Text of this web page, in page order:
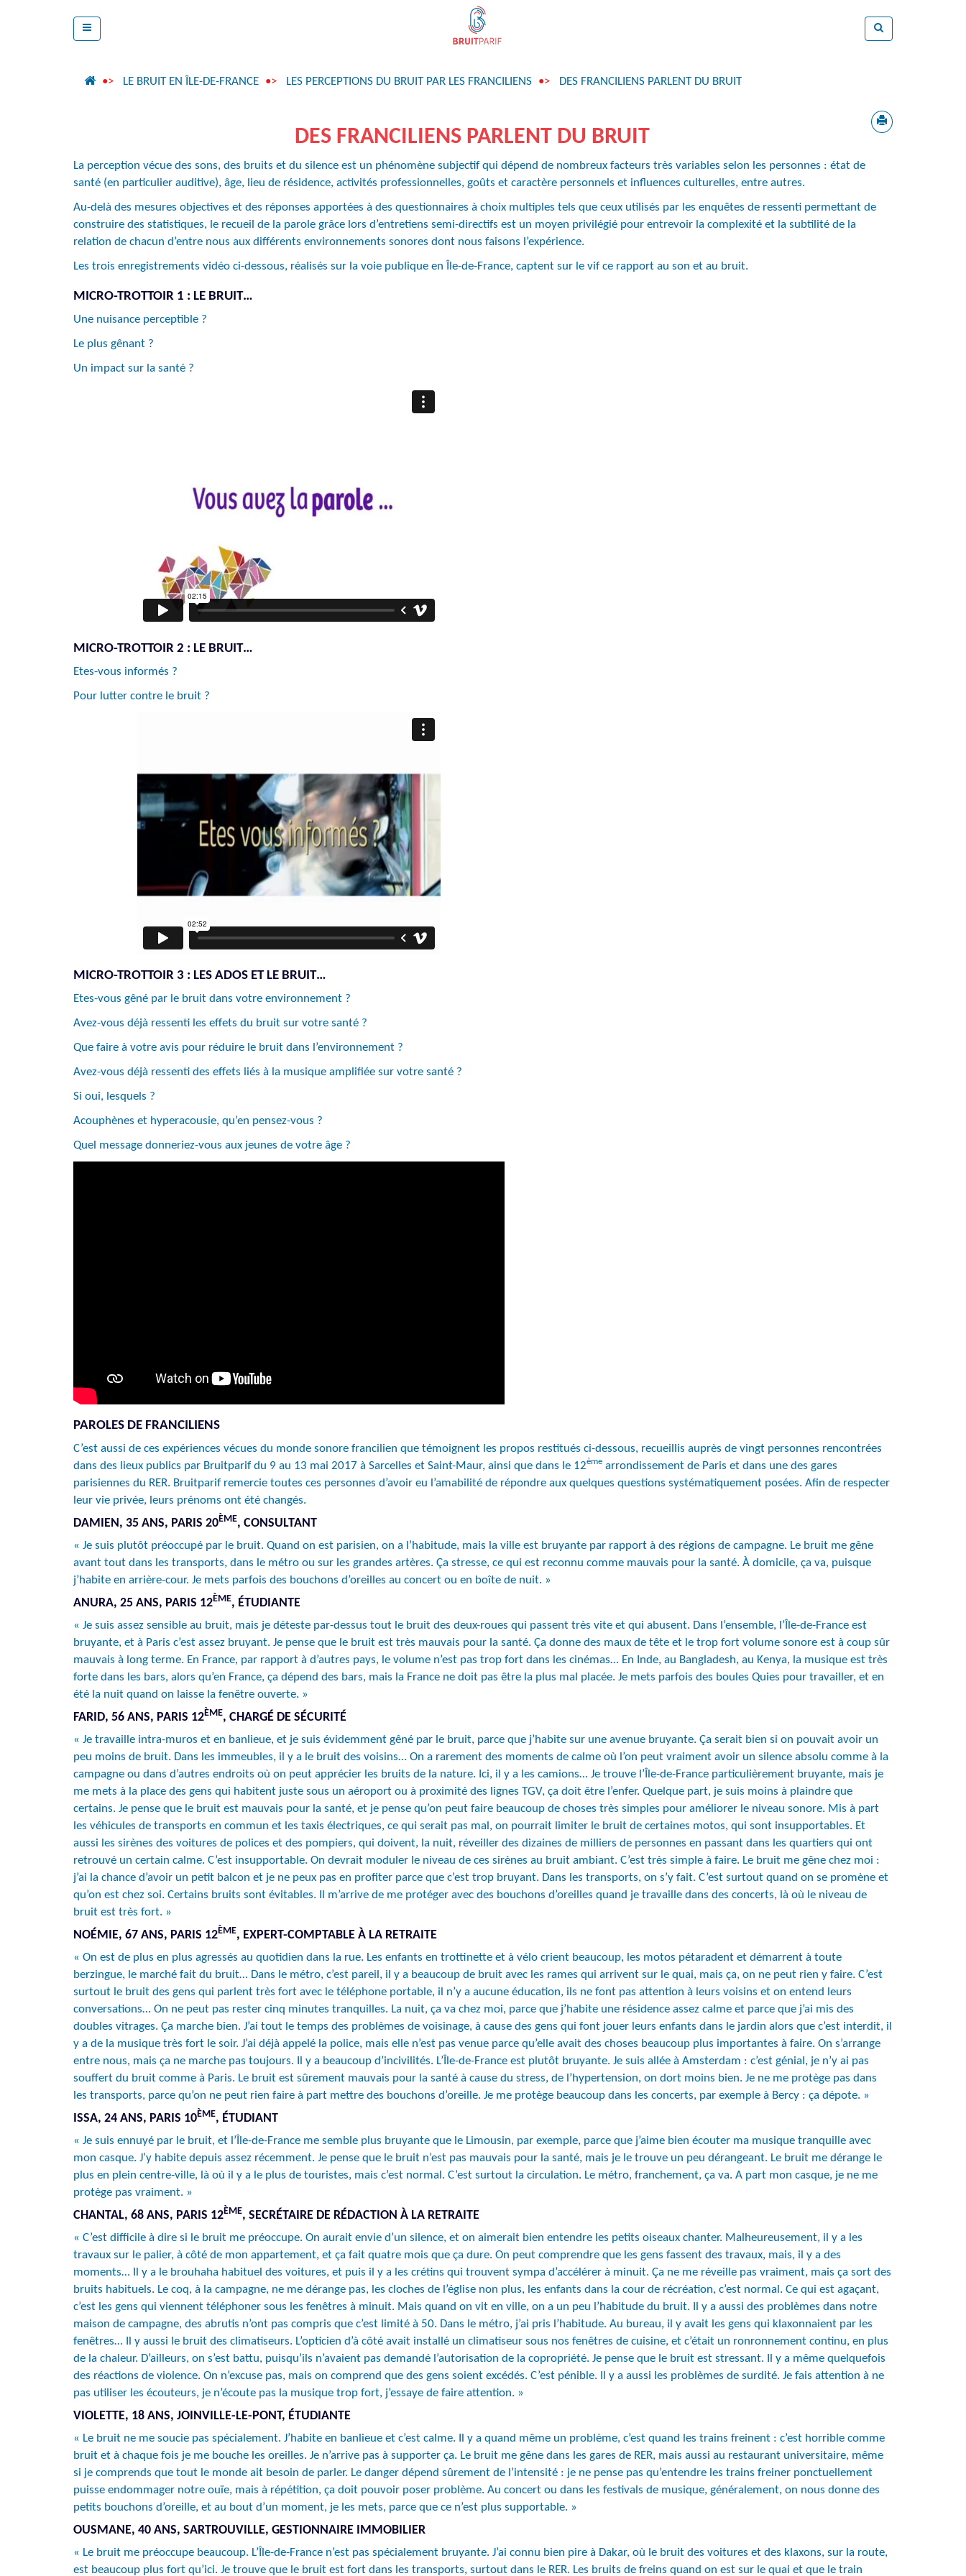
LE BRUIT EN ÎLE-DE-FRANCE LES PERCEPTIONS DU BRUIT PAR LES FRANCILIENS DES FRANCILIENS PARLENT DU BRUIT
DES FRANCILIENS PARLENT DU BRUIT
La perception vécue des sons, des bruits et du silence est un phénomène subjectif qui dépend de nombreux facteurs très variables selon les personnes : état de
santé (en particulier auditive), âge, lieu de résidence, activités professionnelles, goûts et caractère personnels et influences culturelles, entre autres.
Au-delà des mesures objectives et des réponses apportées à des questionnaires à choix multiples tels que ceux utilisés par les enquêtes de ressenti permettant de
construire des statistiques, le recueil de la parole grâce lors d’entretiens semi-directifs est un moyen privilégié pour entrevoir la complexité et la subtilité de la
relation de chacun d’entre nous aux différents environnements sonores dont nous faisons l’expérience.
Les trois enregistrements vidéo ci-dessous, réalisés sur la voie publique en Île-de-France, captent sur le vif ce rapport au son et au bruit.
MICRO-TROTTOIR 1 : LE BRUIT…
Une nuisance perceptible ?
Le plus gênant ?
Un impact sur la santé ?
MICRO-TROTTOIR 2 : LE BRUIT…
Etes-vous informés ?
Pour lutter contre le bruit ?
MICRO-TROTTOIR 3 : LES ADOS ET LE BRUIT…
Etes-vous gêné par le bruit dans votre environnement ?
Avez-vous déjà ressenti les effets du bruit sur votre santé ?
Que faire à votre avis pour réduire le bruit dans l’environnement ?
Avez-vous déjà ressenti des effets liés à la musique amplifiée sur votre santé ?
Si oui, lesquels ?
Acouphènes et hyperacousie, qu’en pensez-vous ?
Quel message donneriez-vous aux jeunes de votre âge ?
PAROLES DE FRANCILIENS
C’est aussi de ces expériences vécues du monde sonore francilien que témoignent les propos restitués ci-dessous, recueillis auprès de vingt personnes rencontrées
dans des lieux publics par Bruitparif du 9 au 13 mai 2017 à Sarcelles et Saint-Maur, ainsi que dans le 12ème arrondissement de Paris et dans une des gares
parisiennes du RER. Bruitparif remercie toutes ces personnes d’avoir eu l’amabilité de répondre aux quelques questions systématiquement posées. Afin de respecter
leur vie privée, leurs prénoms ont été changés.
DAMIEN, 35 ANS, PARIS 20ÈME, CONSULTANT
« Je suis plutôt préoccupé par le bruit. Quand on est parisien, on a l’habitude, mais la ville est bruyante par rapport à des régions de campagne. Le bruit me gêne
avant tout dans les transports, dans le métro ou sur les grandes artères. Ça stresse, ce qui est reconnu comme mauvais pour la santé. À domicile, ça va, puisque
j’habite en arrière-cour. Je mets parfois des bouchons d’oreilles au concert ou en boîte de nuit. »
ANURA, 25 ANS, PARIS 12ÈME, ÉTUDIANTE
« Je suis assez sensible au bruit, mais je déteste par-dessus tout le bruit des deux-roues qui passent très vite et qui abusent. Dans l’ensemble, l’Île-de-France est
bruyante, et à Paris c’est assez bruyant. Je pense que le bruit est très mauvais pour la santé. Ça donne des maux de tête et le trop fort volume sonore est à coup sûr
mauvais à long terme. En France, par rapport à d’autres pays, le volume n’est pas trop fort dans les cinémas… En Inde, au Bangladesh, au Kenya, la musique est très
forte dans les bars, alors qu’en France, ça dépend des bars, mais la France ne doit pas être la plus mal placée. Je mets parfois des boules Quies pour travailler, et en
été la nuit quand on laisse la fenêtre ouverte. »
FARID, 56 ANS, PARIS 12ÈME, CHARGÉ DE SÉCURITÉ
« Je travaille intra-muros et en banlieue, et je suis évidemment gêné par le bruit, parce que j’habite sur une avenue bruyante. Ça serait bien si on pouvait avoir un
peu moins de bruit. Dans les immeubles, il y a le bruit des voisins… On a rarement des moments de calme où l’on peut vraiment avoir un silence absolu comme à la
campagne ou dans d’autres endroits où on peut apprécier les bruits de la nature. Ici, il y a les camions… Je trouve l’Île-de-France particulièrement bruyante, mais je
me mets à la place des gens qui habitent juste sous un aéroport ou à proximité des lignes TGV, ça doit être l’enfer. Quelque part, je suis moins à plaindre que
certains. Je pense que le bruit est mauvais pour la santé, et je pense qu’on peut faire beaucoup de choses très simples pour améliorer le niveau sonore. Mis à part
les véhicules de transports en commun et les taxis électriques, ce qui serait pas mal, on pourrait limiter le bruit de certaines motos, qui sont insupportables. Et
aussi les sirènes des voitures de polices et des pompiers, qui doivent, la nuit, réveiller des dizaines de milliers de personnes en passant dans les quartiers qui ont
retrouvé un certain calme. C’est insupportable. On devrait moduler le niveau de ces sirènes au bruit ambiant. C’est très simple à faire. Le bruit me gêne chez moi :
j’ai la chance d’avoir un petit balcon et je ne peux pas en profiter parce que c’est trop bruyant. Dans les transports, on s’y fait. C’est surtout quand on se promène et
qu’on est chez soi. Certains bruits sont évitables. Il m’arrive de me protéger avec des bouchons d’oreilles quand je travaille dans des concerts, là où le niveau de
bruit est très fort. »
NOÉMIE, 67 ANS, PARIS 12ÈME, EXPERT-COMPTABLE À LA RETRAITE
« On est de plus en plus agressés au quotidien dans la rue. Les enfants en trottinette et à vélo crient beaucoup, les motos pétaradent et démarrent à toute
berzingue, le marché fait du bruit… Dans le métro, c’est pareil, il y a beaucoup de bruit avec les rames qui arrivent sur le quai, mais ça, on ne peut rien y faire. C’est
surtout le bruit des gens qui parlent très fort avec le téléphone portable, il n’y a aucune éducation, ils ne font pas attention à leurs voisins et on entend leurs
conversations… On ne peut pas rester cinq minutes tranquilles. La nuit, ça va chez moi, parce que j’habite une résidence assez calme et parce que j’ai mis des
doubles vitrages. Ça marche bien. J’ai tout le temps des problèmes de voisinage, à cause des gens qui font jouer leurs enfants dans le jardin alors que c’est interdit, il
y a de la musique très fort le soir. J’ai déjà appelé la police, mais elle n’est pas venue parce qu’elle avait des choses beaucoup plus importantes à faire. On s’arrange
entre nous, mais ça ne marche pas toujours. Il y a beaucoup d’incivilités. L’Île-de-France est plutôt bruyante. Je suis allée à Amsterdam : c’est génial, je n’y ai pas
souffert du bruit comme à Paris. Le bruit est sûrement mauvais pour la santé à cause du stress, de l’hypertension, on dort moins bien. Je ne me protège pas dans
les transports, parce qu’on ne peut rien faire à part mettre des bouchons d’oreille. Je me protège beaucoup dans les concerts, par exemple à Bercy : ça dépote. »
ISSA, 24 ANS, PARIS 10ÈME, ÉTUDIANT
« Je suis ennuyé par le bruit, et l’Île-de-France me semble plus bruyante que le Limousin, par exemple, parce que j’aime bien écouter ma musique tranquille avec
mon casque. J’y habite depuis assez récemment. Je pense que le bruit n’est pas mauvais pour la santé, mais je le trouve un peu dérangeant. Le bruit me dérange le
plus en plein centre-ville, là où il y a le plus de touristes, mais c’est normal. C’est surtout la circulation. Le métro, franchement, ça va. A part mon casque, je ne me
protège pas vraiment. »
CHANTAL, 68 ANS, PARIS 12ÈME, SECRÉTAIRE DE RÉDACTION À LA RETRAITE
« C’est difficile à dire si le bruit me préoccupe. On aurait envie d’un silence, et on aimerait bien entendre les petits oiseaux chanter. Malheureusement, il y a les
travaux sur le palier, à côté de mon appartement, et ça fait quatre mois que ça dure. On peut comprendre que les gens fassent des travaux, mais, il y a des
moments… Il y a le brouhaha habituel des voitures, et puis il y a les crétins qui trouvent sympa d’accélérer à minuit. Ça ne me réveille pas vraiment, mais ça sort des
bruits habituels. Le coq, à la campagne, ne me dérange pas, les cloches de l’église non plus, les enfants dans la cour de récréation, c’est normal. Ce qui est agaçant,
c’est les gens qui viennent téléphoner sous les fenêtres à minuit. Mais quand on vit en ville, on a un peu l’habitude du bruit. Il y a aussi des problèmes dans notre
maison de campagne, des abrutis n’ont pas compris que c’est limité à 50. Dans le métro, j’ai pris l’habitude. Au bureau, il y avait les gens qui klaxonnaient par les
fenêtres… Il y aussi le bruit des climatiseurs. L’opticien d’à côté avait installé un climatiseur sous nos fenêtres de cuisine, et c’était un ronronnement continu, en plus
de la chaleur. D’ailleurs, on s’est battu, puisqu’ils n’avaient pas demandé l’autorisation de la copropriété. Je pense que le bruit est stressant. Il y a même quelquefois
des réactions de violence. On n’excuse pas, mais on comprend que des gens soient excédés. C’est pénible. Il y a aussi les problèmes de surdité. Je fais attention à ne
pas utiliser les écouteurs, je n’écoute pas la musique trop fort, j’essaye de faire attention. »
VIOLETTE, 18 ANS, JOINVILLE-LE-PONT, ÉTUDIANTE
« Le bruit ne me soucie pas spécialement. J’habite en banlieue et c’est calme. Il y a quand même un problème, c’est quand les trains freinent : c’est horrible comme
bruit et à chaque fois je me bouche les oreilles. Je n’arrive pas à supporter ça. Le bruit me gêne dans les gares de RER, mais aussi au restaurant universitaire, même
si je comprends que tout le monde ait besoin de parler. Le danger dépend sûrement de l’intensité : je ne pense pas qu’entendre les trains freiner ponctuellement
puisse endommager notre ouïe, mais à répétition, ça doit pouvoir poser problème. Au concert ou dans les festivals de musique, généralement, on nous donne des
petits bouchons d’oreille, et au bout d’un moment, je les mets, parce que ce n’est plus supportable. »
OUSMANE, 40 ANS, SARTROUVILLE, GESTIONNAIRE IMMOBILIER
« Le bruit me préoccupe beaucoup. L’Île-de-France n’est pas spécialement bruyante. J’ai connu bien pire à Dakar, où le bruit des voitures et des klaxons, sur la route,
est beaucoup plus fort qu’ici. Je trouve que le bruit est fort dans les transports, surtout dans le RER. Les bruits de freins quand on est sur le quai et que le train